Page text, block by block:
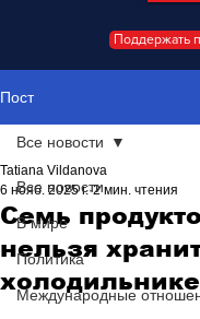
Поддержать
Пост
Все новости
В мире
Политика
Международные
Все новости
Семь
нельзя
холодильнике
Tatiana Vildanova
6 нояб. 2025 г. 2 мин. чтения